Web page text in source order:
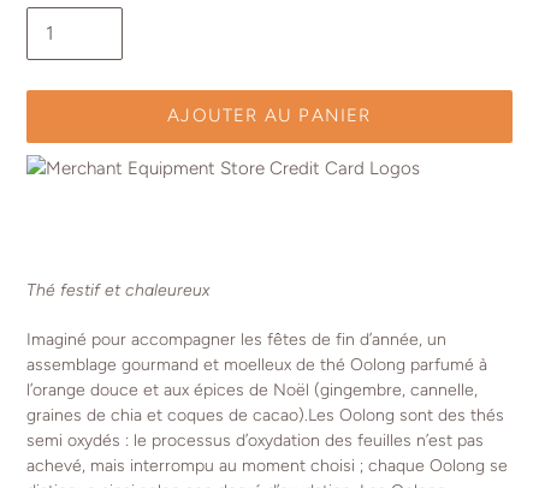
AJOUTER AU PANIER
à
panier
Thé festif et chaleureux
Imaginé pour accompagner les fêtes de fin d’année, un
assemblage gourmand et moelleux de thé Oolong parfumé à
l’orange douce et aux épices de Noël (gingembre, cannelle,
graines de chia et coques de cacao).Les Oolong sont des thés
semi oxydés : le processus d’oxydation des feuilles n’est pas
achevé, mais interrompu au moment choisi ; chaque Oolong se